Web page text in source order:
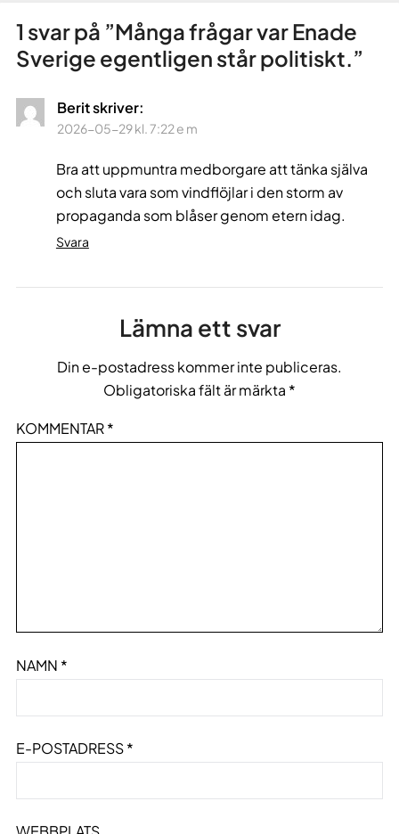
1 svar på ”Många frågar var Enade
Sverige egentligen står politiskt.”
Beritskriver:
2026-05-29 kl. 7:22 e m
Bra att uppmuntra medborgare att tänka själva
och sluta vara som vindflöjlar i den storm av
propaganda som blåser genom etern idag.
Svara
Lämna ett svar
Din e-postadress kommer inte publiceras.
Obligatoriska fält är märkta *
KOMMENTAR*
NAMN *
E-POSTADRESS*